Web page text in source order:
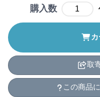
購入数
取
この商品